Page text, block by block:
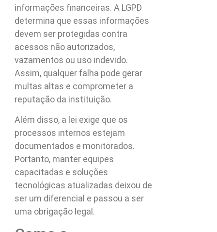
informações financeiras. A LGPD
determina que essas informações
devem ser protegidas contra
acessos não autorizados,
vazamentos ou uso indevido.
Assim, qualquer falha pode gerar
multas altas e comprometer a
reputação da instituição.
Além disso, a lei exige que os
processos internos estejam
documentados e monitorados.
Portanto, manter equipes
capacitadas e soluções
tecnológicas atualizadas deixou de
ser um diferencial e passou a ser
uma obrigação legal.